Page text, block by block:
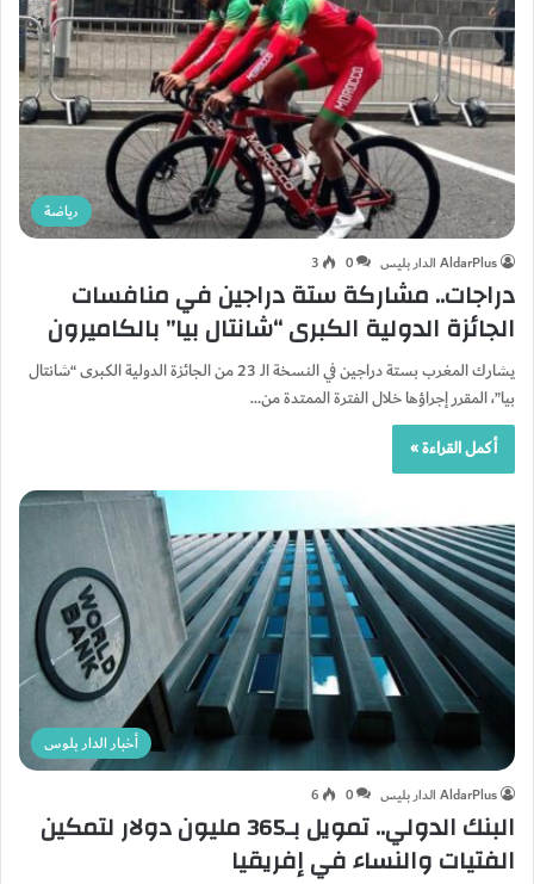
رياضة
AldarPlus الدار بليس 0
3
دراجات.. مشاركة ستة دراجين في منافسات
الجائزة الدولية الكبرى “شانتال بيا” بالكاميرون
يشارك المغرب بستة دراجين في النسخة الـ 23 من الجائزة الدولية الكبرى “شانتال
بيا”، المقرر إجراؤها خلال الفترة الممتدة من…
أكمل القراءة »
أخبار الدار بلوس
AldarPlus الدار بليس 0
6
البنك الدولي.. تمويل بـ365 مليون دولار لتمكين
الفتيات والنساء في إفريقيا